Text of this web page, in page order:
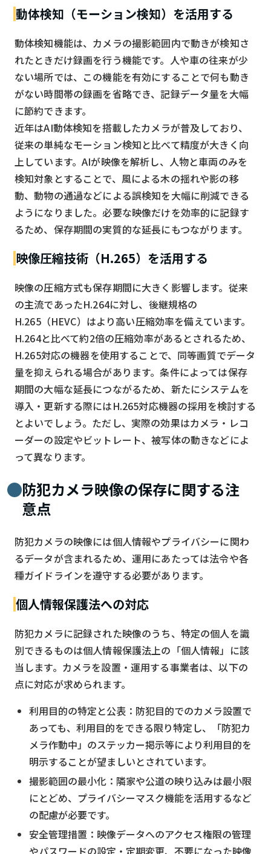
動体検知（モーション検知）を活用する
動体検知機能は、カメラの撮影範囲内で動きが検知さ
れたときだけ録画を行う機能です。人や車の往来が少
ない場所では、この機能を有効にすることで何も動き
がない時間帯の録画を省略でき、記録データ量を大幅
に節約できます。
近年はAI動体検知を搭載したカメラが普及しており、
従来の単純なモーション検知と比べて精度が大きく向
上しています。AIが映像を解析し、人物と車両のみを
検知対象とすることで、風による木の揺れや影の移
動、動物の通過などによる誤検知を大幅に削減できる
ようになりました。必要な映像だけを効率的に記録す
るため、保存期間の実質的な延長にもつながります。
映像圧縮技術（H.265）を活用する
映像の圧縮方式も保存期間に大きく影響します。従来
の主流であったH.264に対し、後継規格の
H.265（HEVC）はより高い圧縮効率を備えています。
H.264と比べて約2倍の圧縮効率があるとされるため、
H.265対応の機器を使用することで、同等画質でデータ
量を抑えられる場合があります。条件によっては保存
期間の大幅な延長につながるため、新たにシステムを
導入・更新する際にはH.265対応機器の採用を検討する
とよいでしょう。ただし、実際の効果はカメラ・レコ
ーダーの設定やビットレート、被写体の動きなどによ
って異なります。
防犯カメラ映像の保存に関する注
意点
防犯カメラの映像には個人情報やプライバシーに関わ
るデータが含まれるため、運用にあたっては法令や各
種ガイドラインを遵守する必要があります。
個人情報保護法への対応
防犯カメラに記録された映像のうち、特定の個人を識
別できるものは個人情報保護法上の「個人情報」に該
当します。カメラを設置・運用する事業者は、以下の
点に対応が求められます。
利用目的の特定と公表：防犯目的でのカメラ設置で
あっても、利用目的をできる限り特定し、「防犯カ
メラ作動中」のステッカー掲示等により利用目的を
明示することが望ましいとされています。
撮影範囲の最小化：隣家や公道の映り込みは最小限
にとどめ、プライバシーマスク機能を活用するなど
の配慮が必要です。
安全管理措置：映像データへのアクセス権限の管理
やパスワードの設定・定期変更、不要になった映像